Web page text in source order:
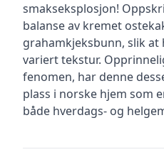
smakseksplosjon!
balanse av kremet
grahamkjeksbunn, slik
variert tekstur.
fenomen, har denne
plass i norske hjem som
både hverdags- og